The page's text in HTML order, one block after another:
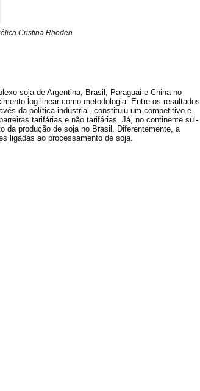
Cristina Rhoden
soja de Argentina, Brasil, Paraguai e China no
log-linear como metodologia. Entre os resultados
da política industrial, constituiu um competitivo e
tarifárias e não tarifárias. Já, no continente sul-
da produção de soja no Brasil. Diferentemente, a
ligadas ao processamento de soja.